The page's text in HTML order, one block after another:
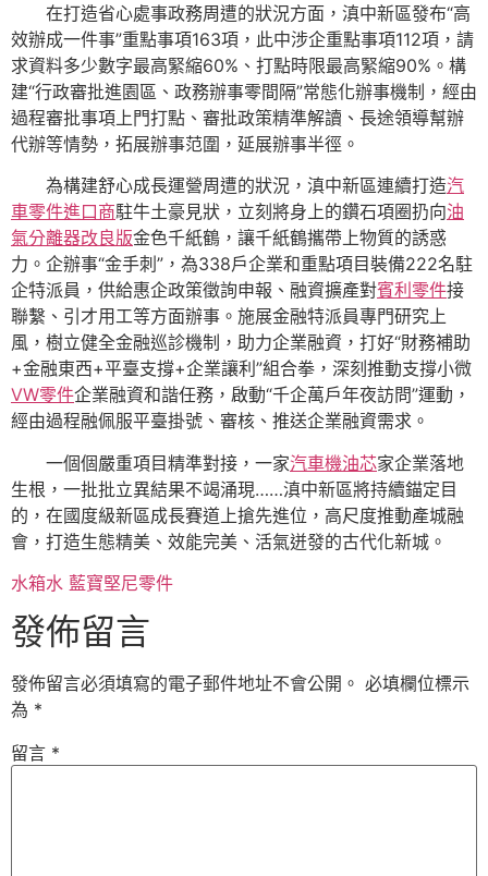
在打造省心處事政務周遭的狀況方面，滇中新區發布“高
效辦成一件事”重點事項163項，此中涉企重點事項112項，請
求資料多少數字最高緊縮60%、打點時限最高緊縮90%。構
建“行政審批進園區、政務辦事零間隔”常態化辦事機制，經由
過程審批事項上門打點、審批政策精準解讀、長途領導幫辦
代辦等情勢，拓展辦事范圍，延展辦事半徑。
為構建舒心成長運營周遭的狀況，滇中新區連續打造汽
車零件進口商駐牛土豪見狀，立刻將身上的鑽石項圈扔向油
氣分離器改良版金色千紙鶴，讓千紙鶴攜帶上物質的誘惑
力。企辦事“金手刺”，為338戶企業和重點項目裝備222名駐
企特派員，供給惠企政策徵詢申報、融資擴產對賓利零件接
聯繫、引才用工等方面辦事。施展金融特派員專門研究上
風，樹立健全金融巡診機制，助力企業融資，打好“財務補助
+金融東西+平臺支撐+企業讓利”組合拳，深刻推動支撐小微
VW零件企業融資和諧任務，啟動“千企萬戶年夜訪問”運動，
經由過程融佩服平臺掛號、審核、推送企業融資需求。
一個個嚴重項目精準對接，一家汽車機油芯家企業落地
生根，一批批立異結果不竭涌現……滇中新區將持續錨定目
的，在國度級新區成長賽道上搶先進位，高尺度推動產城融
會，打造生態精美、效能完美、活氣迸發的古代化新城。
水箱水 藍寶堅尼零件
發佈留言
發佈留言必須填寫的電子郵件地址不會公開。 必填欄位標示
為 *
留言 *